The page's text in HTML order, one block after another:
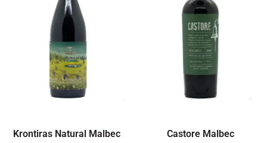
Krontiras Natural Malbec Castore Malbec